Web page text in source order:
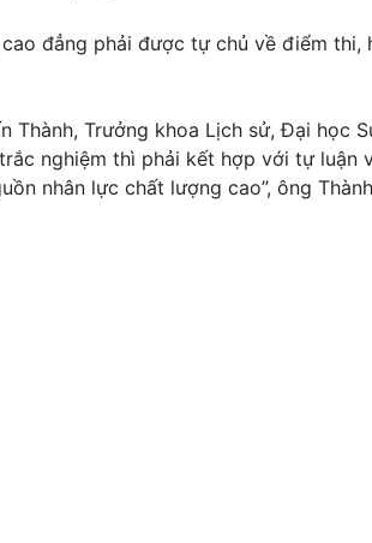
đẳng phải được tự chủ về điểm thi,
Thành, Trưởng khoa Lịch sử, Đại học
nghiệm thì phải kết hợp với tự luận
nhân lực chất lượng cao”, ông